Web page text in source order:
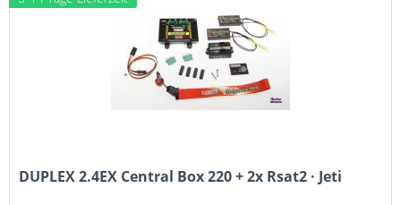
DUPLEX 2.4EX Central Box 220 + 2x Rsat2 · Jeti